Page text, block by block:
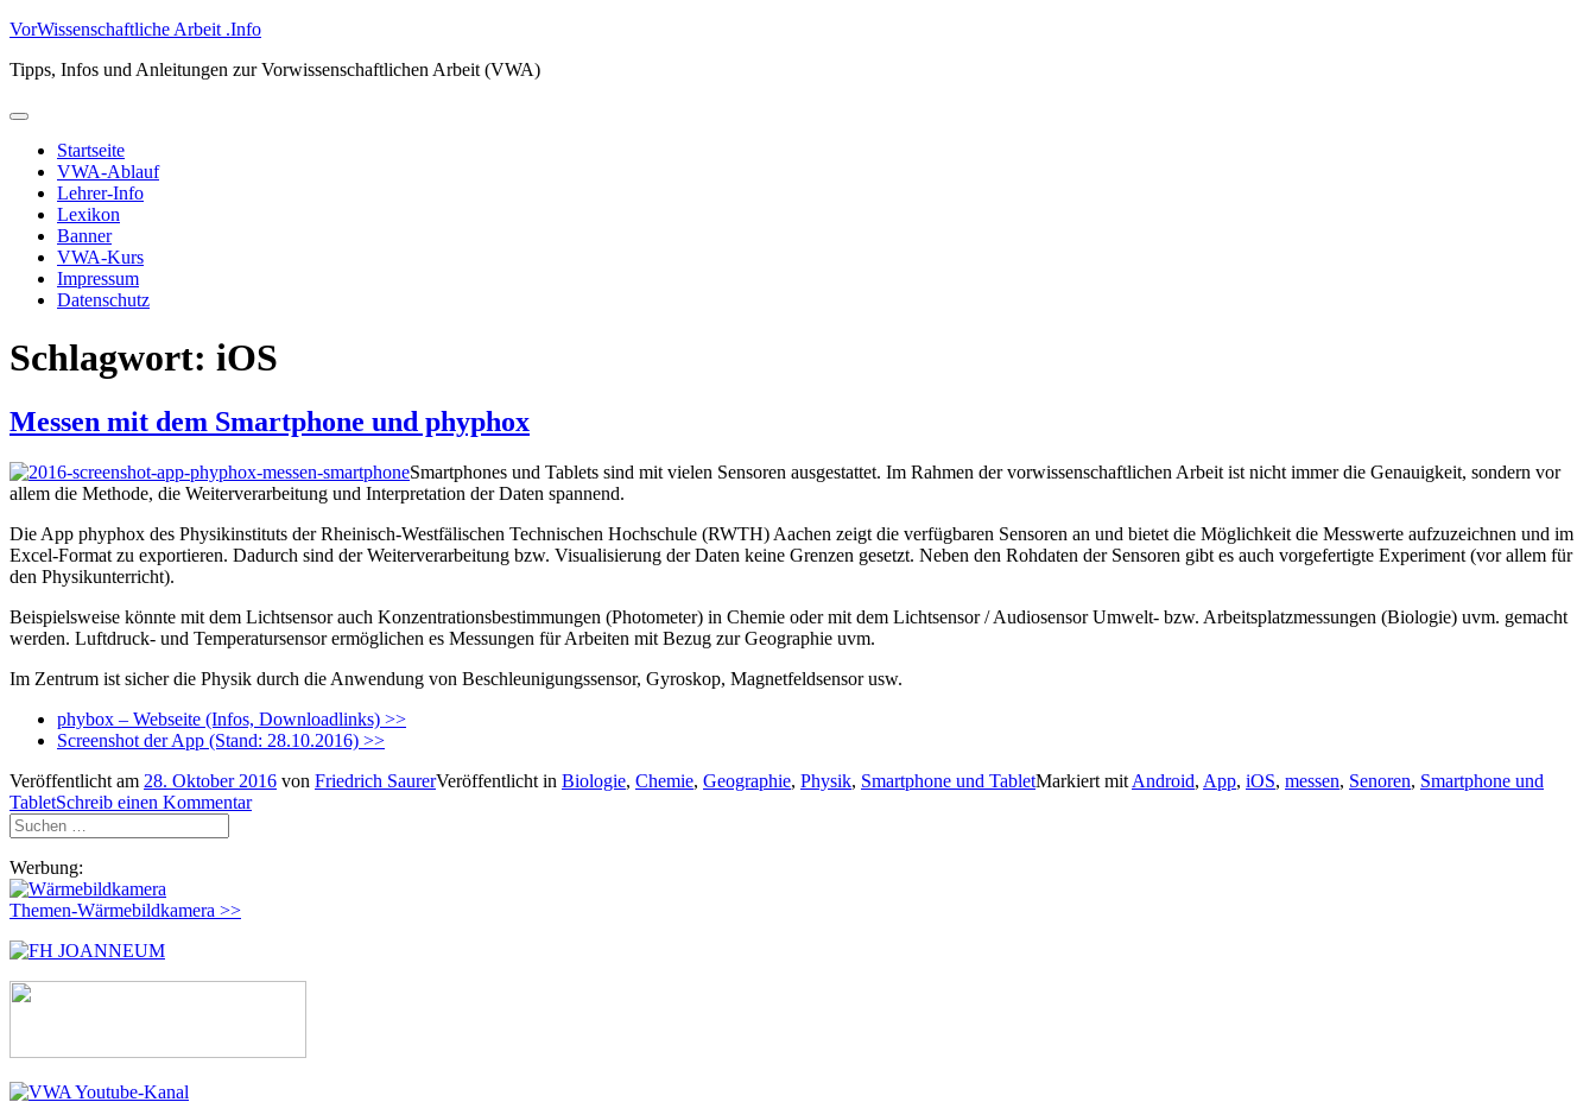
Zum
springen
VorWissenschaftliche Arbeit .Info
Tipps, Infos und Anleitungen zur Vorwissenschaftlichen Arbeit (VWA)
Primäres
Startseite
VWA-Ablauf
Lehrer-Info
Lexikon
Banner
VWA-Kurs
Impressum
Datenschutz
Schlagwort: iOS
Messen mit dem Smartphone und phyphox
Smartphones und Tablets sind mit vielen Sensoren ausgestattet. Im Rahmen der vorwissenschaftlichen Arbeit ist nicht immer die Genauigkeit, sondern vor
allem die Methode, die Weiterverarbeitung und Interpretation der Daten spannend.
Die App phyphox des Physikinstituts der Rheinisch-Westfälischen Technischen Hochschule (RWTH) Aachen zeigt die verfügbaren Sensoren an und bietet die Möglichkeit die Messwerte aufzuzeichnen und im
Excel-Format zu exportieren. Dadurch sind der Weiterverarbeitung bzw. Visualisierung der Daten keine Grenzen gesetzt. Neben den Rohdaten der Sensoren gibt es auch vorgefertigte Experiment (vor allem für
den Physikunterricht).
Beispielsweise könnte mit dem Lichtsensor auch Konzentrationsbestimmungen (Photometer) in Chemie oder mit dem Lichtsensor / Audiosensor Umwelt- bzw. Arbeitsplatzmessungen (Biologie) uvm. gemacht
werden. Luftdruck- und Temperatursensor ermöglichen es Messungen für Arbeiten mit Bezug zur Geographie uvm.
Im Zentrum ist sicher die Physik durch die Anwendung von Beschleunigungssensor, Gyroskop, Magnetfeldsensor usw.
phybox – Webseite (Infos, Downloadlinks) >>
Screenshot der App (Stand: 28.10.2016) >>
Veröffentlicht am 28. Oktober 2016 von Friedrich SaurerVeröffentlicht in Biologie, Chemie, Geographie, Physik, Smartphone und TabletMarkiert mit Android, App, iOS, messen, Senoren, Smartphone und
TabletSchreib einen Kommentar
Suchen
nach:
Werbung:
Themen-Wärmebildkamera >>